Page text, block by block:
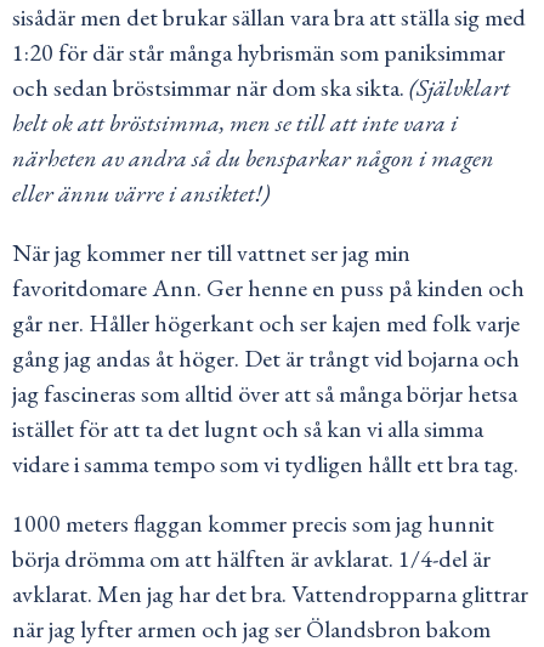
sisådär men det brukar sällan vara bra att ställa sig med
1:20 för där står många hybrismän som paniksimmar
och sedan bröstsimmar när dom ska sikta.(Självklart
helt ok att bröstsimma, men se till att inte vara i
närheten av andra så du bensparkar någon i magen
eller ännu värre i ansiktet!)
När jag kommer ner till vattnet ser jag min
favoritdomare Ann. Ger henne en puss på kinden och
går ner. Håller högerkant och ser kajen med folk varje
gång jag andas åt höger. Det är trångt vid bojarna och
jag fascineras som alltid över att så många börjar hetsa
istället för att ta det lugnt och så kan vi alla simma
vidare i samma tempo som vi tydligen hållt ett bra tag.
1000 meters flaggan kommer precis som jag hunnit
börja drömma om att hälften är avklarat. 1/4-del är
avklarat. Men jag har det bra. Vattendropparna glittrar
när jag lyfter armen och jag ser Ölandsbron bakom